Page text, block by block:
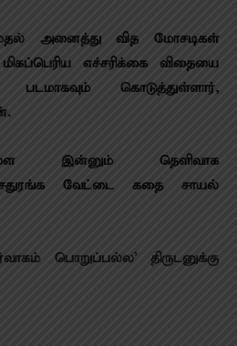
அனைத்து வித மோசடிகள்
மிகப்பெரிய எச்சரிக்கை விதையை
படமாகவும் கொடுத்துள்ளார்,
இன்னும் தெளிவாக
சதுரங்க வேட்டை கதை சாயல்
பொறுப்பல்ல’ திருடனுக்கு